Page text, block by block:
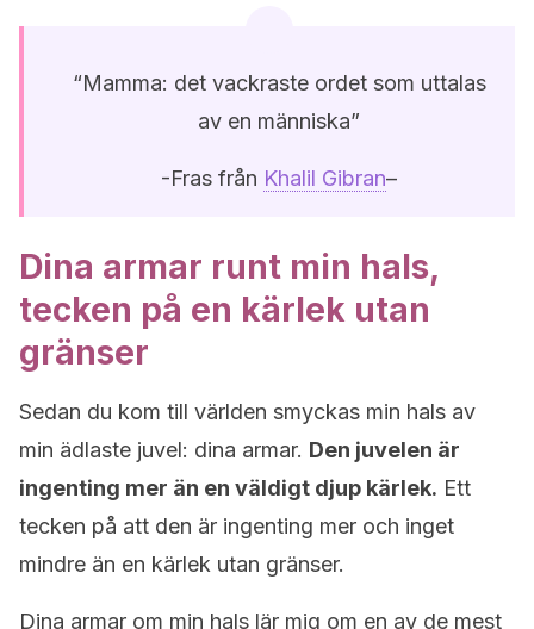
“Mamma: det vackraste ordet som uttalas
av en människa”
-Fras från Khalil Gibran–
Dina armar runt min hals,
tecken på en kärlek utan
gränser
Sedan du kom till världen smyckas min hals av
min ädlaste juvel: dina armar. Den juvelen är
ingenting mer än en väldigt djup kärlek. Ett
tecken på att den är ingenting mer och inget
mindre än en kärlek utan gränser.
Dina armar om min hals lär mig om en av de mest